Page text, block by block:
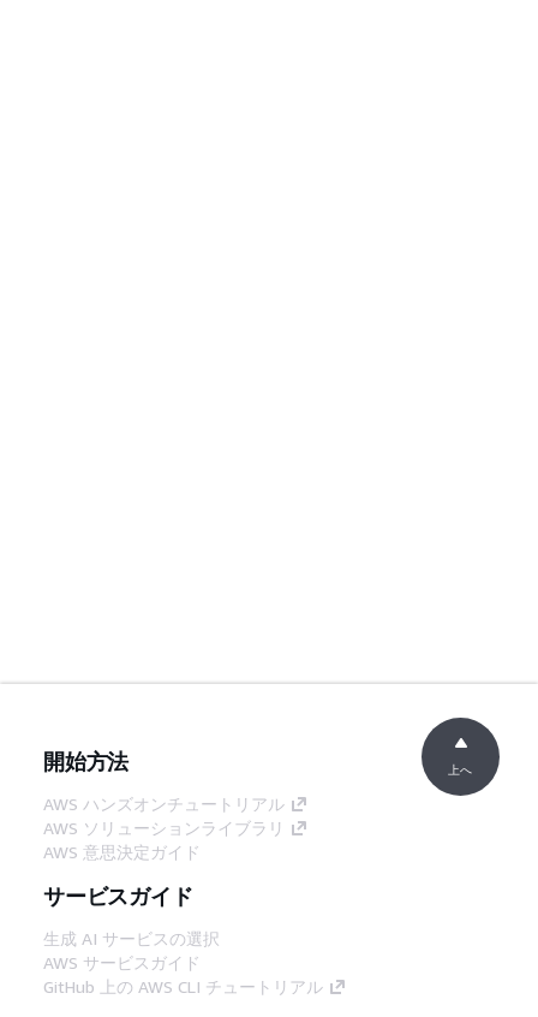
開始方法
AWS ハンズオンチュートリアル
AWS ソリューションライブラリ
AWS 意思決定ガイド
サービスガイド
生成 AI サービスの選択
AWS サービスガイド
GitHub 上の AWS CLI チュートリアル
上へ